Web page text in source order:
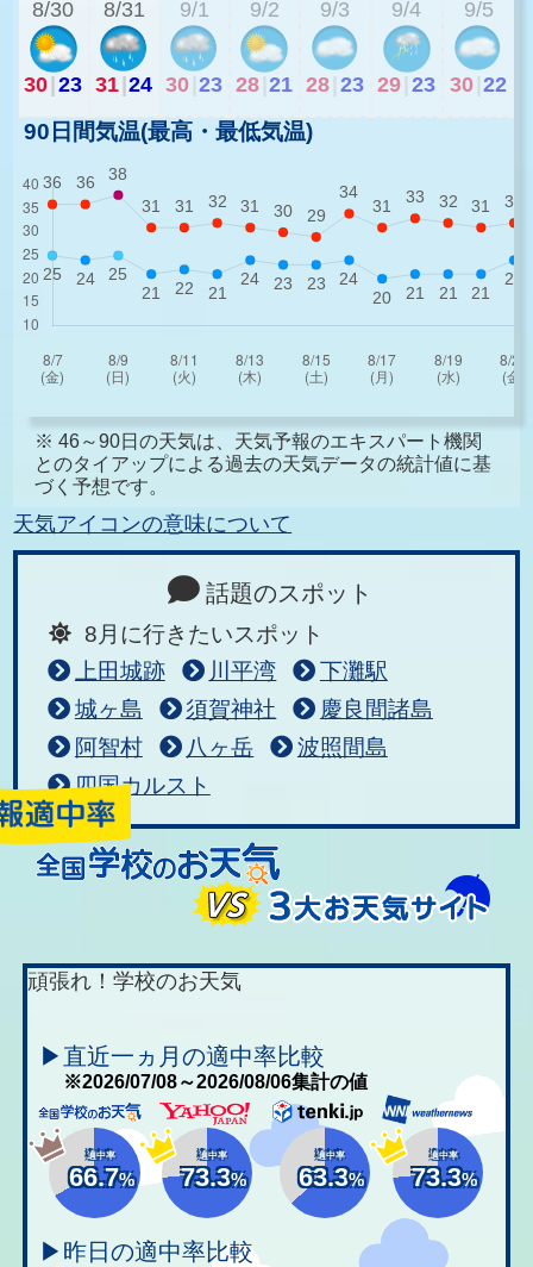
8/30
30|23
8/31
31|24
9/1
30 23
9/2
28 21
9/3
28 23
9/4
29 23
9/5
30 22
90日間気温(最高・最低気温)
※ 46～90日の天気は、天気予報のエキスパート機関
とのタイアップによる過去の天気データの統計値に基
づく予想です。
天気アイコンの意味について
話題のスポット
8月に行きたいスポット
上田城跡
川平湾
下灘駅
城ヶ島
須賀神社
慶良間諸島
阿智村
八ヶ岳
波照間島
四国カルスト
頑張れ！学校のお天気
▶直近一ヵ月の適中率比較
※2026/07/08～2026/08/06集計の値
適中率
66.7%
適中率
73.3%
適中率
63.3%
適中率
73.3%
▶昨日の適中率比較